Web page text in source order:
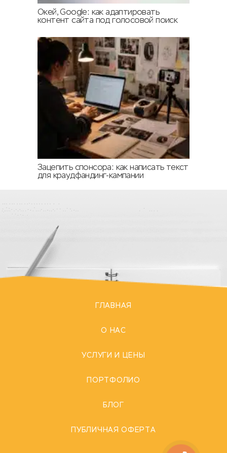
Окей, Google: как адаптировать
контент сайта под голосовой поиск
Зацепить спонсора: как написать текст
для краудфандинг-кампании
ГЛАВНАЯ
О НАС
УСЛУГИ И ЦЕНЫ
ПОРТФОЛИО
БЛОГ
ПУБЛИЧНАЯ ОФЕРТА